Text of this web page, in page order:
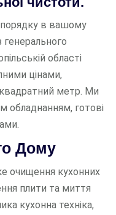
порядку в вашому
області
цінами,
метр. Ми
обладнанням, готові
Дому
очищення кухонних
плити та миття
кухонна техніка,